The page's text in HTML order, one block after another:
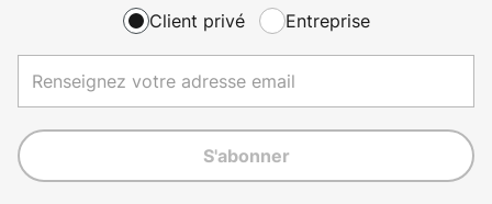
Client privé Entreprise
S'abonner